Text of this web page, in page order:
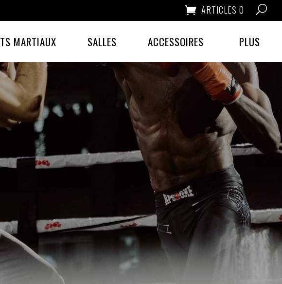
ARTICLES 0
MARTIAUX SALLES ACCESSOIRES PLUS